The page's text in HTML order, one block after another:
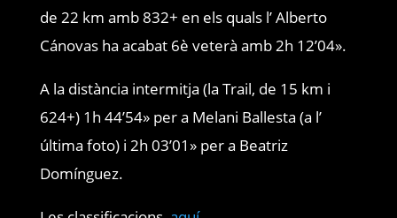
de 22 km amb 832+ en els quals l’ Alberto
Cánovas ha acabat 6è veterà amb 2h 12’04».
A la distància intermitja (la Trail, de 15 km i
624+) 1h 44’54» per a Melani Ballesta (a l’
última foto) i 2h 03’01» per a Beatriz
Domínguez.